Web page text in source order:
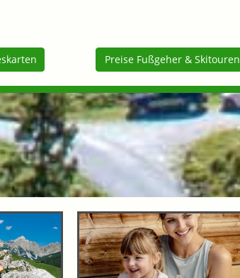
Preise Fußgeher & Skitouren